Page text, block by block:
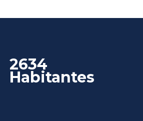
2634
Habitantes